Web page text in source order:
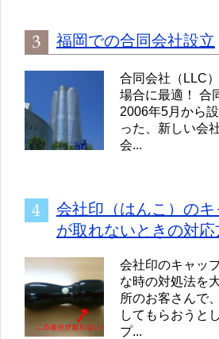
福岡での合同会社設立
合同会社（LLC
場合に最適！ 合
2006年5月から
った、新しい会
会...
会社印（はんこ）のキ
が取れないときの対応
会社印のキャッ
な時の対処法を
所のお客さんで
してもらおうと
プ...